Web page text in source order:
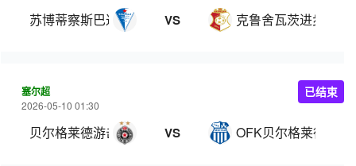
苏博蒂察斯巴达克 VS 克鲁舍瓦茨进步
塞尔超
2026-05-10 01:30
贝尔格莱德游击 VS OFK贝尔格莱德
已结束